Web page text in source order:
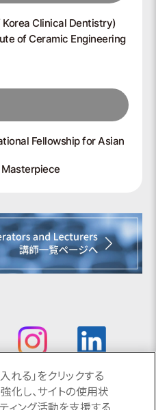
Korea Clinical Dentistry)
of Ceramic Engineering
Fellowship for Asian
GC All rights reserved.
れる」をクリックする
化し、サイトの使用状